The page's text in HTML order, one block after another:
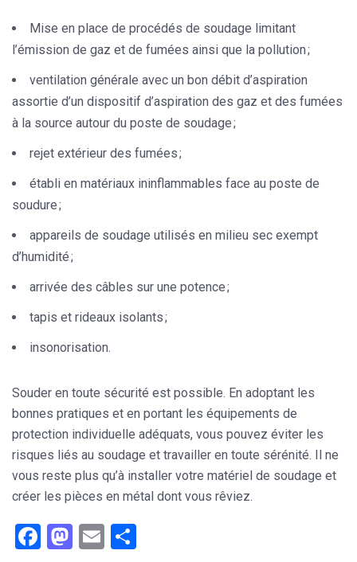
Mise en place de procédés de soudage limitant
l’émission de gaz et de fumées ainsi que la pollution ;
ventilation générale avec un bon débit d’aspiration
assortie d’un dispositif d’aspiration des gaz et des fumées
à la source autour du poste de soudage ;
rejet extérieur des fumées ;
établi en matériaux ininflammables face au poste de
soudure ;
appareils de soudage utilisés en milieu sec exempt
d’humidité ;
arrivée des câbles sur une potence ;
tapis et rideaux isolants ;
insonorisation.
Souder en toute sécurité est possible. En adoptant les
bonnes pratiques et en portant les équipements de
protection individuelle adéquats, vous pouvez éviter les
risques liés au soudage et travailler en toute sérénité. Il ne
vous reste plus qu’à installer votre matériel de soudage et
créer les pièces en métal dont vous rêviez.
Facebook
Mastodon
Email